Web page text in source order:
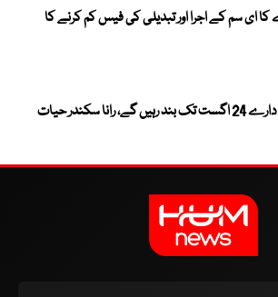
ای سم کے اجرا اور تبدیلی کی فیس کم کرنے کا
گے، رانا سکندر حیات